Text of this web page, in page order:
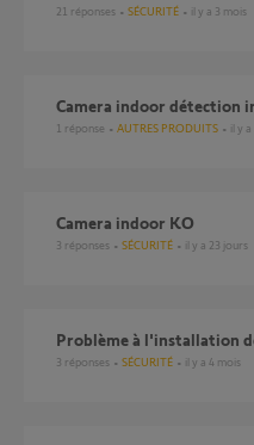
21 réponses SÉCURITÉ il y a 3 mois
camera indoor détection
1 réponse AUTRES PRODUITS il y
Camera indoor KO
3 réponses SÉCURITÉ il y a 23 jours
Problème à l'installation
3 réponses SÉCURITÉ il y a 4 mois